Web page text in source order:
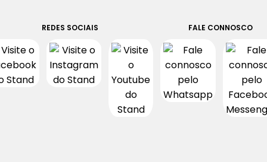
REDES SOCIAIS FALE CONNOSCO